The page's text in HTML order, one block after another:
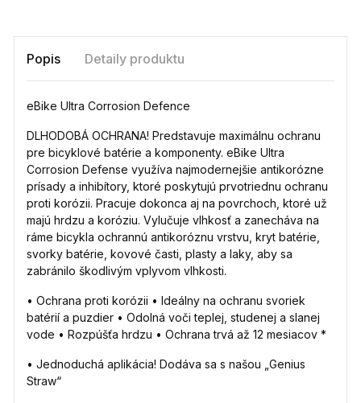
Popis Detaily produktu
eBike Ultra Corrosion Defence
DLHODOBÁ OCHRANA! Predstavuje maximálnu ochranu
pre bicyklové batérie a komponenty. eBike Ultra
Corrosion Defense využíva najmodernejšie antikorózne
prísady a inhibítory, ktoré poskytujú prvotriednu ochranu
proti korózii. Pracuje dokonca aj na povrchoch, ktoré už
majú hrdzu a koróziu. Vylučuje vlhkosť a zanecháva na
ráme bicykla ochrannú antikoróznu vrstvu, kryt batérie,
svorky batérie, kovové časti, plasty a laky, aby sa
zabránilo škodlivým vplyvom vlhkosti.
• Ochrana proti korózii • Ideálny na ochranu svoriek
batérií a puzdier • Odolná voči teplej, studenej a slanej
vode • Rozpúšťa hrdzu • Ochrana trvá až 12 mesiacov *
• Jednoduchá aplikácia! Dodáva sa s našou „Genius
Straw“